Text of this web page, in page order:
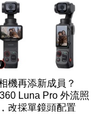
機再添新成員？
Luna Pro 外流照
改採單鏡頭配置